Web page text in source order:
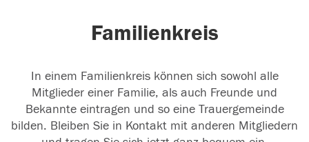
Familienkreis
In einem Familienkreis können sich sowohl alle
Mitglieder einer Familie, als auch Freunde und
Bekannte eintragen und so eine Trauergemeinde
bilden. Bleiben Sie in Kontakt mit anderen Mitgliedern